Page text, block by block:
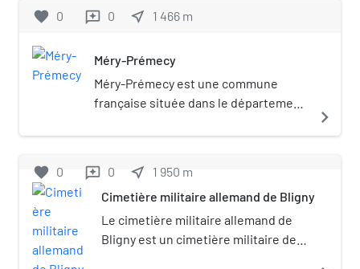
favorite 0 reviews 0 near_me 1 466 m
Méry-Prémecy
Méry-Prémecy est une commune
française située dans le département
navigate_next
favorite 0 reviews 0 near_me 1 950 m
Cimetière militaire allemand de Bligny
Le cimetière militaire allemand de
Bligny est un cimetière militaire de la